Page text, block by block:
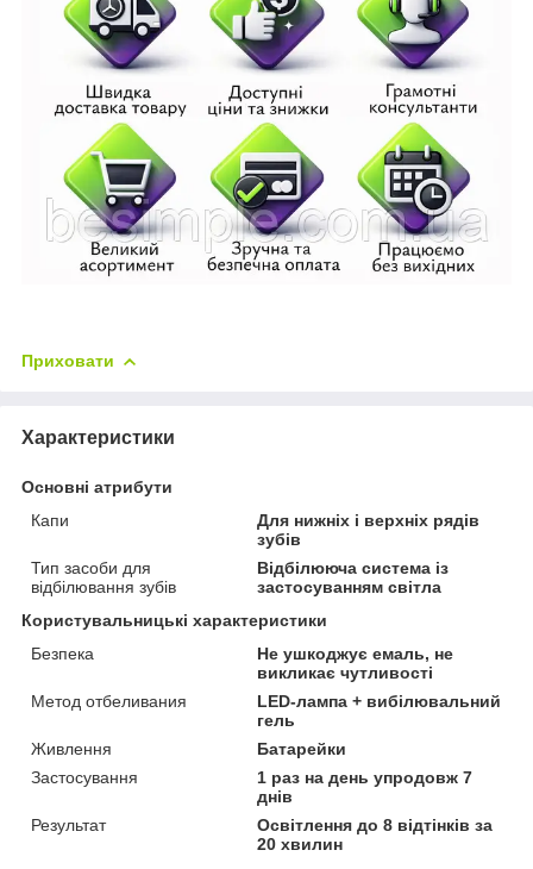
Приховати
Характеристики
Основні атрибути
Капи
Для нижніх і верхніх рядів
зубів
Тип засоби для
відбілювання зубів
Відбілююча система із
застосуванням світла
Користувальницькі характеристики
Безпека
Не ушкоджує емаль, не
викликає чутливості
Метод отбеливания
LED-лампа + вибілювальний
гель
Живлення
Батарейки
Застосування
1 раз на день упродовж 7
днів
Результат
Освітлення до 8 відтінків за
20 хвилин